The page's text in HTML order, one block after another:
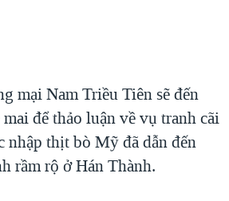
MẠI CỦA MỸ: QUÁ KHỨ VÀ HIỆN
mại Nam Triều Tiên sẽ đến
để thảo luận về vụ tranh cãi
nhập thịt bò Mỹ đã dẫn đến
rầm rộ ở Hán Thành.